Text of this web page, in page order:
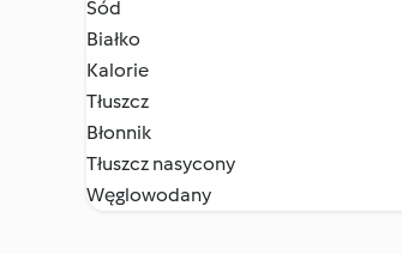
Sód
Białko
Kalorie
Tłuszcz
Błonnik
Tłuszcz nasycony
Węglowodany